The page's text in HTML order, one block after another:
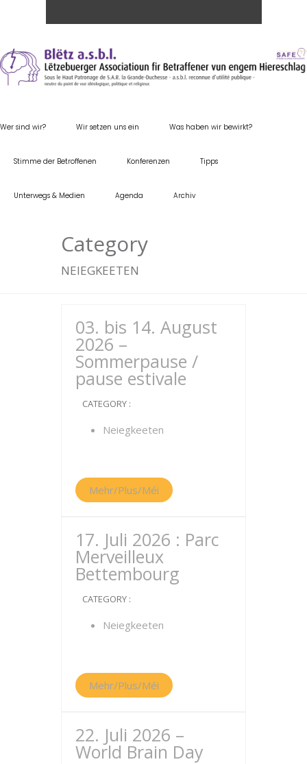
Wer sind wir? Wir setzen uns ein Was haben wir bewirkt?
Stimme der Betroffenen Konferenzen Tipps
Unterwegs & Medien Agenda Archiv
Category
NEIEGKEETEN
03. bis 14. August
2026 –
Sommerpause /
pause estivale
CATEGORY :
Neiegkeeten
Mehr/Plus/Méi
17. Juli 2026 : Parc
Merveilleux
Bettembourg
CATEGORY :
Neiegkeeten
Mehr/Plus/Méi
22. Juli 2026 –
World Brain Day